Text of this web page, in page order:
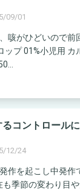
09/01
咳がひどいので前
ップ 01%小児用 カ
コントロール
12/24
作を起こし中発作
季節の変わり目